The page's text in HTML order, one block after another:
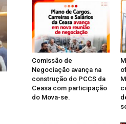
Comissão de
Negociação avança na
construção do PCCS da
Ceasa com participação
do Mova-se.